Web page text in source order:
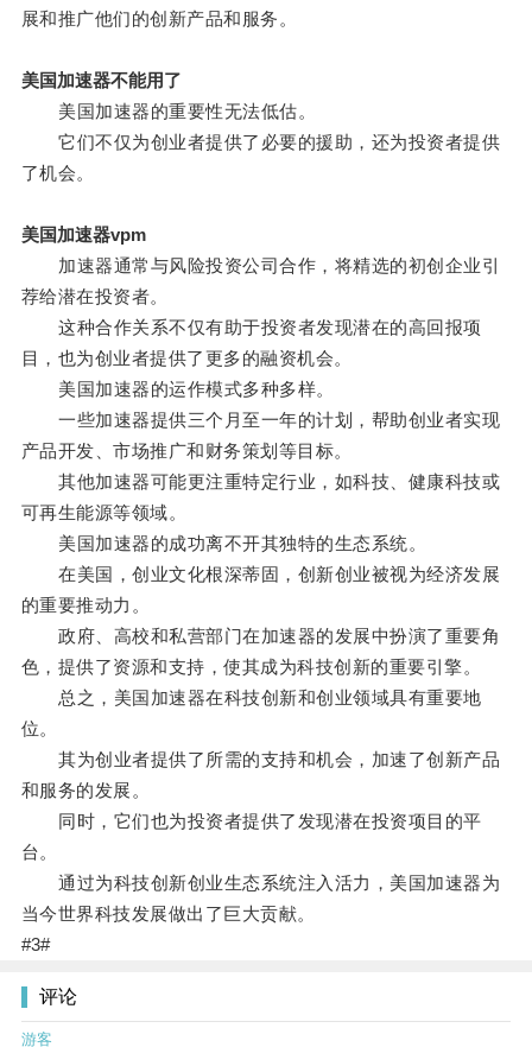
展和推广他们的创新产品和服务。
美国加速器不能用了
美国加速器的重要性无法低估。
它们不仅为创业者提供了必要的援助，还为投资者提供
了机会。
美国加速器vpm
加速器通常与风险投资公司合作，将精选的初创企业引
荐给潜在投资者。
这种合作关系不仅有助于投资者发现潜在的高回报项
目，也为创业者提供了更多的融资机会。
美国加速器的运作模式多种多样。
一些加速器提供三个月至一年的计划，帮助创业者实现
产品开发、市场推广和财务策划等目标。
其他加速器可能更注重特定行业，如科技、健康科技或
可再生能源等领域。
美国加速器的成功离不开其独特的生态系统。
在美国，创业文化根深蒂固，创新创业被视为经济发展
的重要推动力。
政府、高校和私营部门在加速器的发展中扮演了重要角
色，提供了资源和支持，使其成为科技创新的重要引擎。
总之，美国加速器在科技创新和创业领域具有重要地
位。
其为创业者提供了所需的支持和机会，加速了创新产品
和服务的发展。
同时，它们也为投资者提供了发现潜在投资项目的平
台。
通过为科技创新创业生态系统注入活力，美国加速器为
当今世界科技发展做出了巨大贡献。
#3#
评论
游客